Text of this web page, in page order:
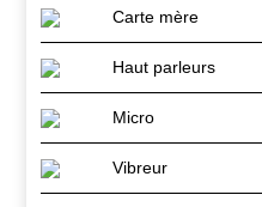
Carte mère
Haut parleurs
Micro
Vibreur